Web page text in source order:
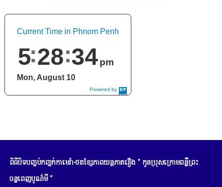
Powered by
DaysPedia.c
Current Time in Phnom Penh
5 28 35pm
Mon, August 10
ពិធីបិទបញ្ចប់កញ្ចក់កាមេរ៉ា-ថតខ្សែភាពយន្តភាគរឿង " កូនប្រុសក្រោមពន្លឺព្រះ
ចន្ទពេញបូណ៌មី "